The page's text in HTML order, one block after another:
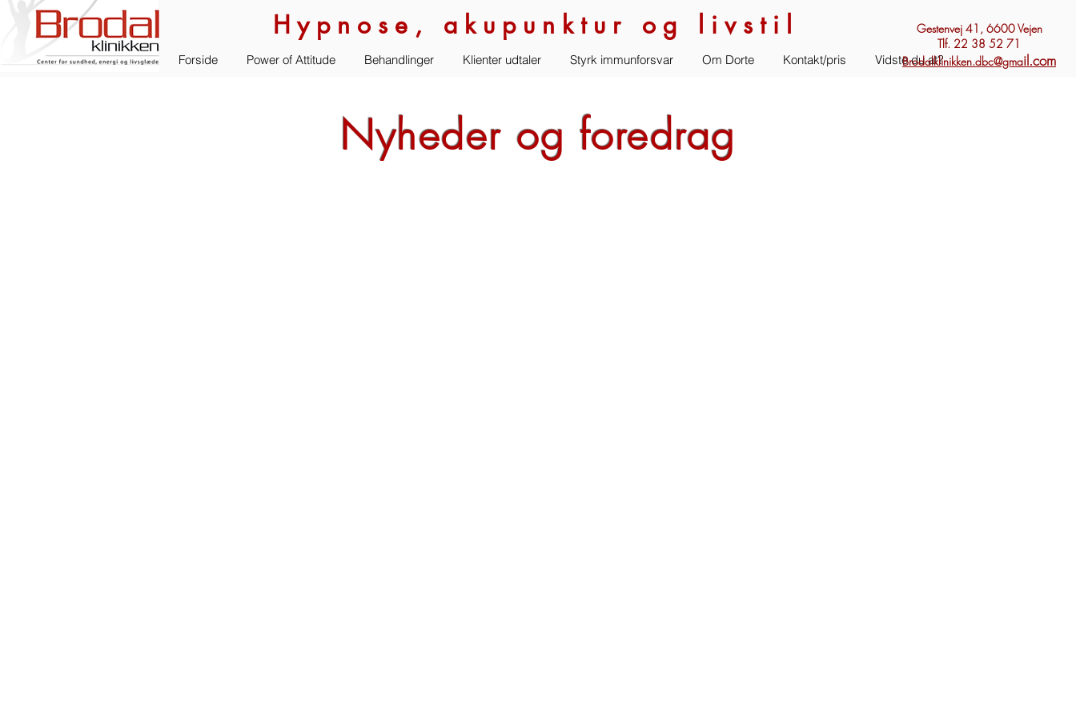
Forside Power of Attitude Behandlinger Klienter udtaler Styrk immunforsvar Om Dorte Kontakt/pris Vidste du at?
Gestenvej 41, 6600 Vejen
Tlf. 22 38 52 71
Brodalklinikken.dbc@gmail.com
Hypnose, akupunktur og livstil
Nyheder og foredrag